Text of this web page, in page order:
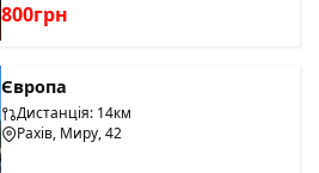
800грн
Європа
Дистанція: 14км
Рахів, Миру, 42